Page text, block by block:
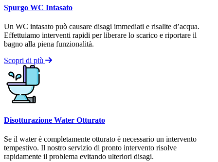
Spurgo WC Intasato
Un WC intasato può causare disagi immediati e risalite d’acqua.
Effettuiamo interventi rapidi per liberare lo scarico e riportare il
bagno alla piena funzionalità.
Scopri di più
Disotturazione Water Otturato
Se il water è completamente otturato è necessario un intervento
tempestivo. Il nostro servizio di pronto intervento risolve
rapidamente il problema evitando ulteriori disagi.